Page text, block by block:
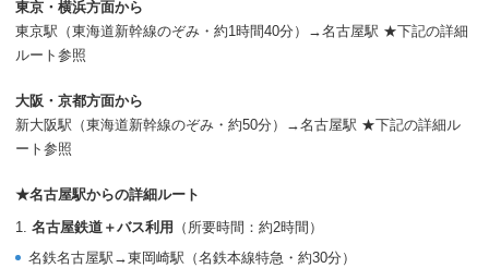
東京・横浜方面から
東京駅（東海道新幹線のぞみ・約1時間40分）→名古屋駅 ★下記の詳細
ルート参照
大阪・京都方面から
新大阪駅（東海道新幹線のぞみ・約50分）→名古屋駅 ★下記の詳細ル
ート参照
★名古屋駅からの詳細ルート
名古屋鉄道＋バス利用
（所要時間：約2時間）
名鉄名古屋駅→東岡崎駅（名鉄本線特急・約30分）